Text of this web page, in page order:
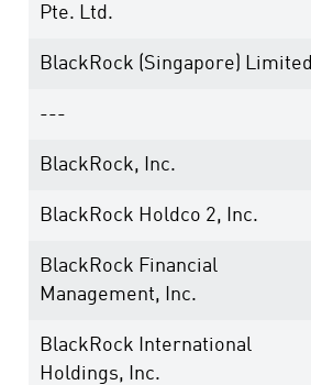
Pte. Ltd.
BlackRock (Singapore) Limited
---
BlackRock, Inc.
BlackRock Holdco 2, Inc.
BlackRock Financial
Management, Inc.
BlackRock International
Holdings, Inc.